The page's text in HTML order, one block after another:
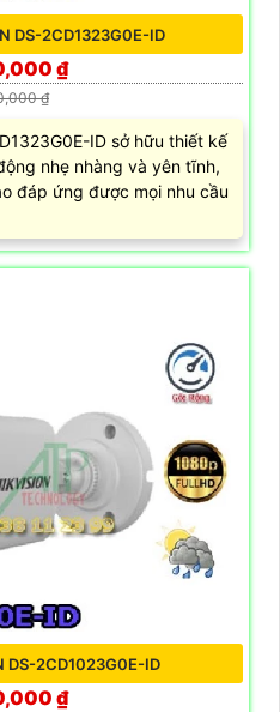
DS-2CD1323G0E-ID
₫
₫
ID sở hữu thiết kế
nhẹ nhàng và yên tĩnh,
đáp ứng được mọi nhu cầu
DS-2CD1023G0E-ID
₫